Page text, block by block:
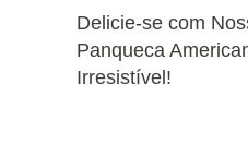
Delicie-se com
Panqueca
Irresistível!